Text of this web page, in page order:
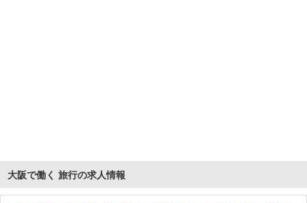
大阪で働く 旅行の求人情報